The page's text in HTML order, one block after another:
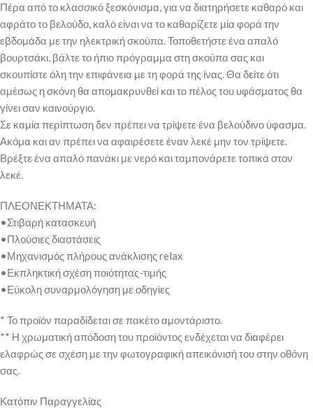
Πέρα από το κλασσικό ξεσκόνισμα, για να διατηρήσετε καθαρό και
αφράτο το βελούδο, καλό είναι να το καθαρίζετε μία φορά την
εβδομάδα με την ηλεκτρική σκούπα. Τοποθετήστε ένα απαλό
βουρτσάκι, βάλτε το ήπιο πρόγραμμα στη σκούπα σας και
σκουπίστε όλη την επιφάνεια με τη φορά της ίνας. Θα δείτε ότι
αμέσως η σκόνη θα απομακρυνθεί και το πέλος του υφάσματος θα
γίνει σαν καινούργιο.
Σε καμία περίπτωση δεν πρέπει να τρίψετε ένα βελούδινο ύφασμα.
Ακόμα και αν πρέπει να αφαιρέσετε έναν λεκέ μην τον τρίψετε.
Βρέξτε ένα απαλό πανάκι με νερό και ταμπονάρετε τοπικά στον
λεκέ.
ΠΛΕΟΝΕΚΤΗΜΑΤΑ:
•Στιβαρή κατασκευή
•Πλούσιες διαστάσεις
•Μηχανισμός πλήρους ανάκλισης relax
•Εκπληκτική σχέση ποιότητας-τιμής
•Εύκολη συναρμολόγηση με οδηγίες
* Το προϊόν παραδίδεται σε πακέτο αμοντάριστο.
** Η χρωματική απόδοση του προϊόντος ενδέχεται να διαφέρει
ελαφρώς σε σχέση με την φωτογραφική απεικόνισή του στην οθόνη
σας.
Κατόπιν Παραγγελίας